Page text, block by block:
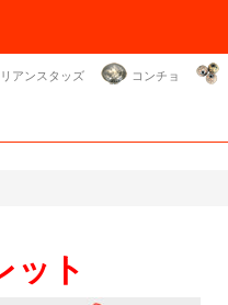
アンスタッズ コンチョ
ット